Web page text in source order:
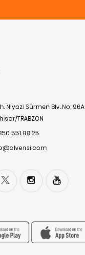
Niyazi Sürmen Blv. No: 96A
TRABZON
551 88 25